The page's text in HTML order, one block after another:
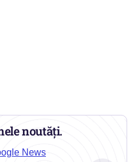
noutăți.
News